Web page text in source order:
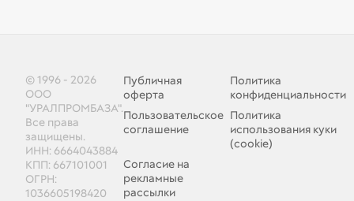
© 1996 - 2026
ООО
"УРАЛПРОМБАЗА".
Все права
защищены.
ИНН: 6664043884
КПП: 667101001
ОГРН:
1036605198420
Публичная
оферта
Политика
конфиденциальности
Пользовательское
соглашение
Политика
использования куки
(cookie)
Согласие на
рекламные
рассылки